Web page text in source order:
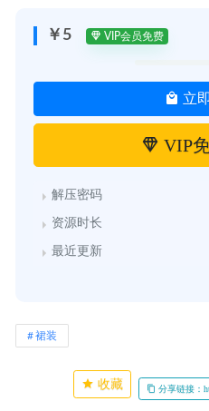
￥5 VIP会员免费
立
VIP
解压密码
资源时长
最近更新
裙装
收藏 分享链接：